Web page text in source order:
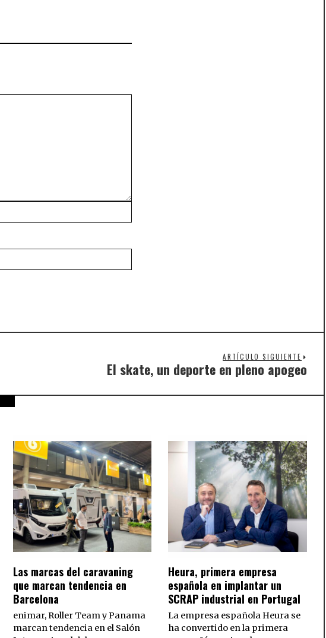
ARTÍCULO SIGUIENTE
El skate, un deporte en pleno apogeo
Las marcas del caravaning
que marcan tendencia en
Barcelona
enimar, Roller Team y Panama
marcan tendencia en el Salón
Heura, primera empresa
española en implantar un
SCRAP industrial en Portugal
La empresa española Heura se
ha convertido en la primera